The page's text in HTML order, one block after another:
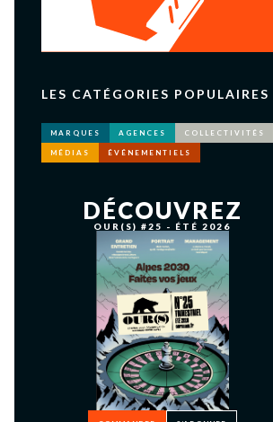
LES CATÉGORIES POPULAIRES
MARQUES AGENCES COLLECTIVITÉS
MÉDIAS ÉVÉNEMENTIELS
DÉCOUVREZ
OUR(S) #25 - ÉTÉ 2026